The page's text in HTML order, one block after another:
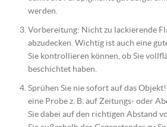
werden.
Vorbereitung: Nicht zu lackierende
abzudecken. Wichtig ist auch eine
Sie kontrollieren können, ob Sie
beschichtet haben.
Sprühen Sie nie sofort auf das
eine Probe z. B. auf Zeitungs- oder
Sie dabei auf den richtigen Abstand